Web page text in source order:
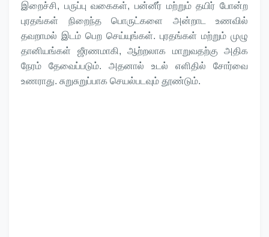
இறைச்சி, பருப்பு வகைகள், பன்னீர் மற்றும் தயிர் போன்ற
புரதங்கள் நிறைந்த பொருட்களை அன்றாட உணவில்
தவறாமல் இடம் பெற செய்யுங்கள். புரதங்கள் மற்றும் முழு
தானியங்கள் ஜீரணமாகி, ஆற்றலாக மாறுவதற்கு அதிக
நேரம் தேவைப்படும். அதனால் உடல் எளிதில் சோர்வை
உணராது. சுறுசுறுப்பாக செயல்படவும் தூண்டும்.